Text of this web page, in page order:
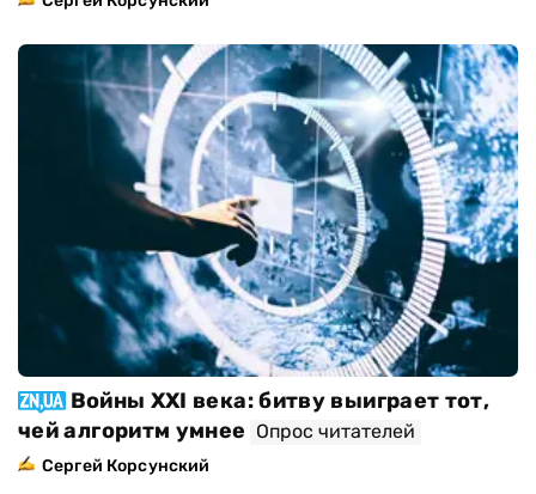
Войны XXI века: битву выиграет тот,
чей алгоритм умнее Опрос читателей
Сергей Корсунский